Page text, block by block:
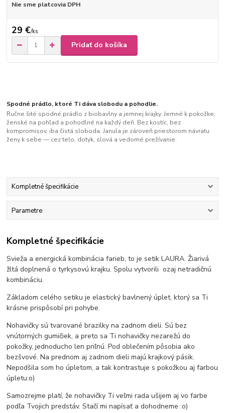
Nie sme platcovia DPH
29 €/ks
Pridať do košíka
Spodné prádlo, ktoré Ti dáva slobodu a pohodlie.
Ručne šité spodné prádlo z biobavlny a jemnej krajky. Jemné k pokožke,
ženské na pohľad a pohodlné na každý deň. Bez kostíc, bez
kompromisov, iba čistá sloboda. Janula je zároveň priestorom návratu
ženy k sebe — cez telo, dotyk, slová a vedomé prežívanie.
Kompletné špecifikácie
Parametre
Kompletné špecifikácie
Svieža a energická kombinácia farieb, to je setik LAURA. Žiarivá
žltá doplnená o tyrkysovú krajku. Spolu vytvorili ozaj netradičnú
kombináciu.
Základom celého setiku je elastický bavlnený úplet, ktorý sa Ti
krásne prispôsobí pri pohybe.
Nohavičky sú tvarované brazilky na zadnom dieli. Sú bez
vnútorných gumičiek, a preto sa Ti nohavičky nezarežú do
pokožky, jednoducho len priľnú. Pod oblečením pôsobia ako
bezšvové. Na prednom aj zadnom dieli majú krajkový pásik.
Nepodšila som ho úpletom, a tak kontrastuje s pokožkou aj farbou
úpletu:o)
Samozrejme platí, že nohavičky Ti veľmi rada ušijem aj vo farbe
podľa Tvojich predstáv. Stačí mi napísať a dohodneme :o)